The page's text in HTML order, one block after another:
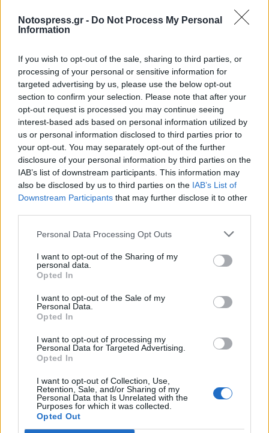
Notospress.gr - Do Not Process My Personal
Information
If you wish to opt-out of the sale, sharing to third parties, or
processing of your personal or sensitive information for
targeted advertising by us, please use the below opt-out
section to confirm your selection. Please note that after your
opt-out request is processed you may continue seeing
interest-based ads based on personal information utilized by
us or personal information disclosed to third parties prior to
your opt-out. You may separately opt-out of the further
disclosure of your personal information by third parties on the
IAB’s list of downstream participants. This information may
also be disclosed by us to third parties on the IAB’s List of
Downstream Participants that may further disclose it to other
Personal Data Processing Opt Outs
I want to opt-out of the Sharing of my
personal data.
Opted In
I want to opt-out of the Sale of my
Personal Data.
Opted In
I want to opt-out of processing my
Personal Data for Targeted Advertising.
Opted In
I want to opt-out of Collection, Use,
Retention, Sale, and/or Sharing of my
Personal Data that Is Unrelated with the
Purposes for which it was collected.
Opted Out
Σχετικά Άρθρα